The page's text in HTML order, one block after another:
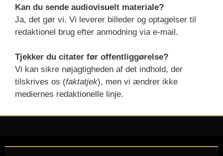
Kan du sende audiovisuelt materiale?
Ja, det gør vi. Vi leverer billeder og optagelser til
redaktionel brug efter anmodning via e-mail.
Tjekker du citater før offentliggørelse?
Vi kan sikre nøjagtigheden af det indhold, der
tilskrives os (faktatjek), men vi ændrer ikke
mediernes redaktionelle linje.